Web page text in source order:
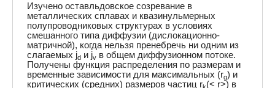
Изучено оставльдовское созревание в
металлических сплавах и квазинульмерных
полупроводниковых структурах в условиях
смешанного типа диффузии (дислокационно-
матричной), когда нельзя пренебречь ни одним из
слагаемых jd и jv в общем диффузионном потоке.
Получены функция распределения по размерам и
временные зависимости для максимальных (rg) и
критических (средних) размеров частиц rk(< r>) в